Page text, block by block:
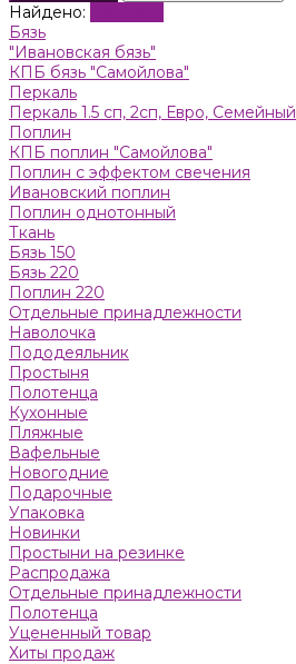
Найдено:
Бязь
"Ивановская бязь"
КПБ бязь "Самойлова"
Пeркaль
Перкаль 1.5 сп, 2сп, Евро, Семейный
Поплин
КПБ поплин "Самойлова"
Поплин с эффектом свечения
Ивановский поплин
Поплин однотонный
Ткань
Бязь 150
Бязь 220
Поплин 220
Отдельные принадлежности
Наволочка
Пододеяльник
Простыня
Полотенца
Кухонные
Пляжные
Вафельные
Новогодние
Подарочные
Упаковка
Новинки
Простыни на резинке
Распродажа
Отдельные принадлежности
Полотенца
Уцененный товар
Хиты продаж